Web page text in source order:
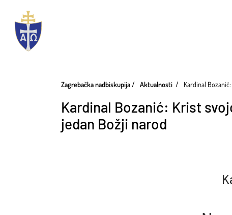
Zagrebačka nadbiskupija Aktualnosti Kardinal
Kardinal Bozanić: Krist
jedan Božji narod